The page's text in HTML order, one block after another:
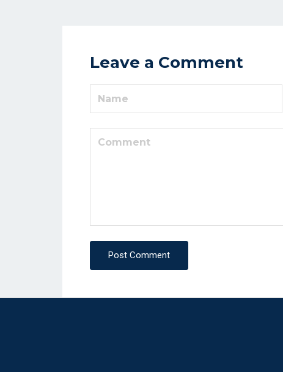
Leave a Comment
Post Comment